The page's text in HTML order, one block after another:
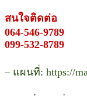
สนใจติดต่อ
064-546-9789
099-532-8789
– แผนที่: https://